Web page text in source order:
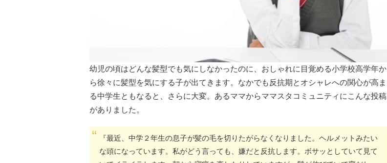
幼児の頃はどんな髪型でも気にしなかったのに、おしゃれに目覚める小学校高学年か
ら徐々に髪型を気にする子が出てきます。なかでも反抗期とオシャレへの関心が高ま
る中学生ともなると、さらに大変。あるママからママスタコミュニティにこんな投稿
がありました。
『最近、中学２年生の息子が髪の毛を切りたがらなくなりました。ヘルメットみたい
な頭になっています。私がどう言っても、嫌だと反抗します。ボサッとしていて見て